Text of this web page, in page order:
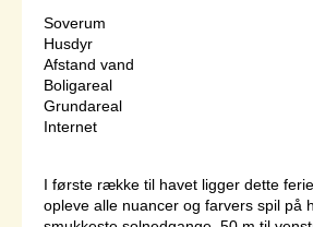
Soverum
Husdyr
Afstand vand
Boligareal
Grundareal
Internet
I første række til havet ligger dette
opleve alle nuancer og farvers spil på